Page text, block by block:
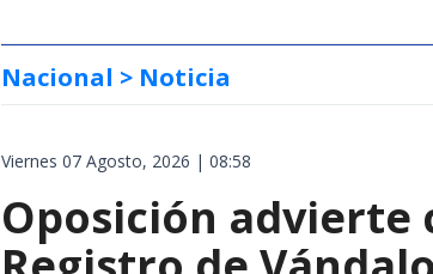
Nacional > Noticia
Viernes 07 Agosto, 2026 | 08:58
Oposición advierte